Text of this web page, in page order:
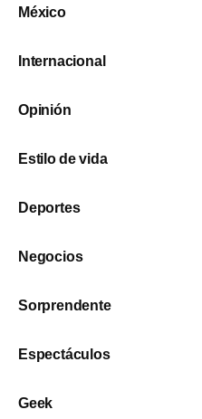
México
Internacional
Opinión
Estilo de vida
Deportes
Negocios
Sorprendente
Espectáculos
Geek